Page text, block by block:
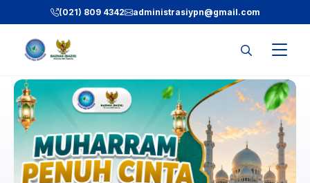
to
content
(021) 809 4342 administrasiypn@gmail.com